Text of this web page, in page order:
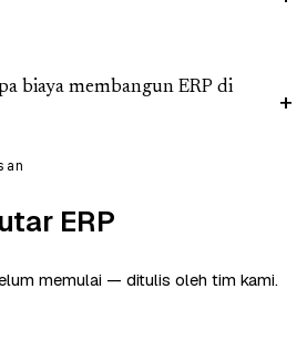
biaya membangun ERP di
ERP
memulai — ditulis oleh tim kami.